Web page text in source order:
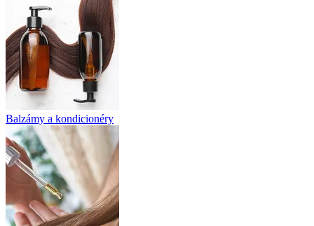
Balzámy a kondicionéry